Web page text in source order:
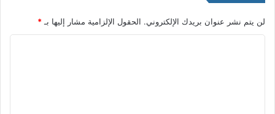
لن يتم نشر عنوان بريدك الإلكتروني. الحقول الإلزامية مشار إليها بـ*